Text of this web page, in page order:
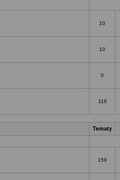
10
10
0
118
Tematy
159